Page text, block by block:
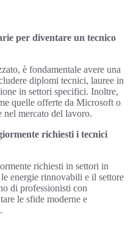
per diventare un tecnico
è fondamentale avere una
diplomi tecnici, lauree in
in settori specifici. Inoltre,
quelle offerte da Microsoft o
nel mercato del lavoro.
richiesti i tecnici
richiesti in settori in
energie rinnovabili e il settore
di professionisti con
le sfide moderne e